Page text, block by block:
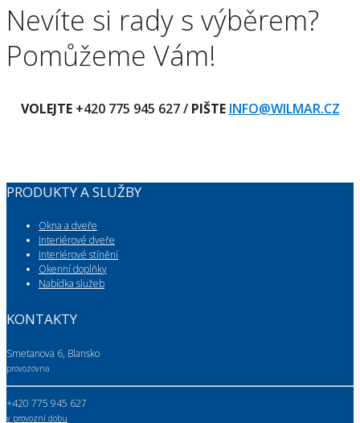
Nevíte si rady s výběrem?
Pomůžeme Vám!
VOLEJTE+420 775 945 627 / PIŠTE INFO@WILMAR.CZ
PRODUKTY A SLUŽBY
Okna a dveře
Interiérové dveře
Interiérové stínění
Okenní doplňky
Nabídka služeb
KONTAKTY
Smetanova 6, Blansko
provozovna
+420 775 945 627
v provozní dobu